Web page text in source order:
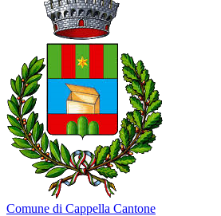
Comune di Cappella Cantone